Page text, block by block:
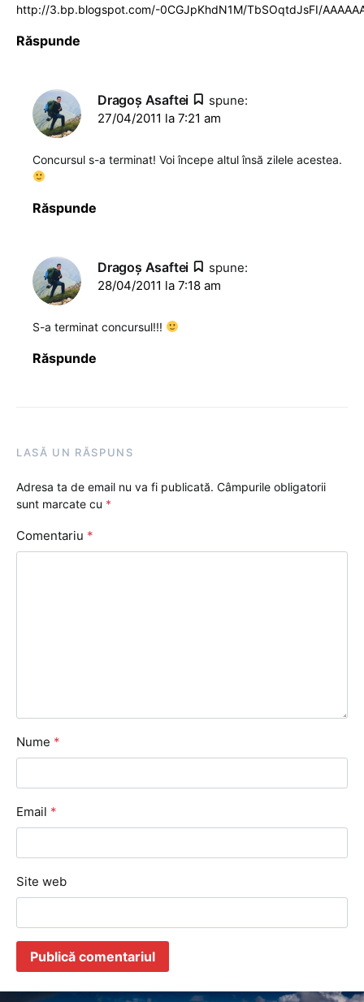
http://3.bp.blogspot.com/-0CGJpKhdN1M/TbSOqtdJsFI/
Răspunde
Dragoş Asaftei
spune:
27/04/2011 la 7:21 am
Concursul s-a terminat! Voi începe altul însă zilele acestea.
Răspunde
Dragoş Asaftei
spune:
28/04/2011 la 7:18 am
S-a terminat concursul!!!
Răspunde
LASĂ UN RĂSPUNS
Adresa ta de email nu va fi publicată. Câmpurile obligatorii
sunt marcate cu *
Comentariu *
Nume *
Email *
Site web